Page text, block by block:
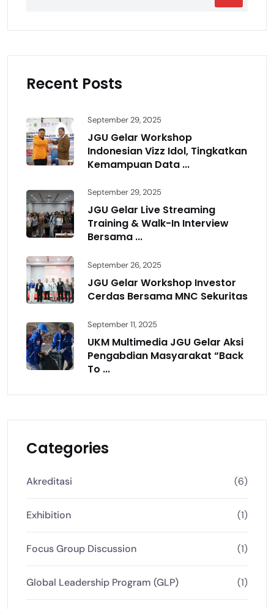
Recent Posts
September 29, 2025
JGU Gelar Workshop
Indonesian Vizz Idol, Tingkatkan
Kemampuan Data ...
September 29, 2025
JGU Gelar Live Streaming
Training & Walk-In Interview
Bersama ...
September 26, 2025
JGU Gelar Workshop Investor
Cerdas Bersama MNC Sekuritas
September 11, 2025
UKM Multimedia JGU Gelar Aksi
Pengabdian Masyarakat “Back
To ...
Categories
Akreditasi (6)
Exhibition (1)
Focus Group Discussion (1)
Global Leadership Program (GLP) (1)